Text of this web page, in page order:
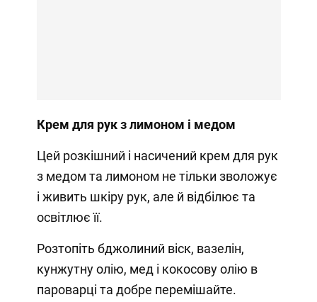
Крем для рук з лимоном і медом
Цей розкішний і насичений крем для рук
з медом та лимоном не тільки зволожує
і живить шкіру рук, але й відбілює та
освітлює її.
Розтопіть бджолиний віск, вазелін,
кунжутну олію, мед і кокосову олію в
пароварці та добре перемішайте.